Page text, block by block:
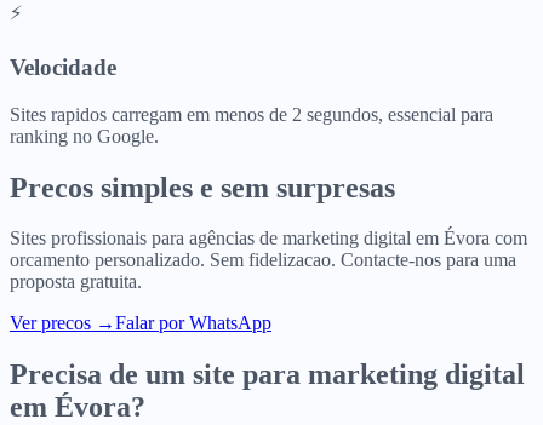
⚡
Velocidade
Sites rapidos carregam em menos de 2 segundos, essencial para
ranking no Google.
Precos simples e sem surpresas
Sites profissionais para agências de marketing digital em Évora com
orcamento personalizado. Sem fidelizacao. Contacte-nos para uma
proposta gratuita.
Ver precos →Falar por WhatsApp
Precisa de um site para marketing digital
em Évora?